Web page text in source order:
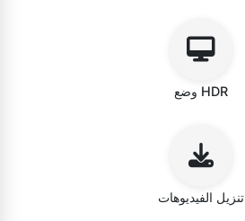
وضع HDR
تنزيل الفيديوهات